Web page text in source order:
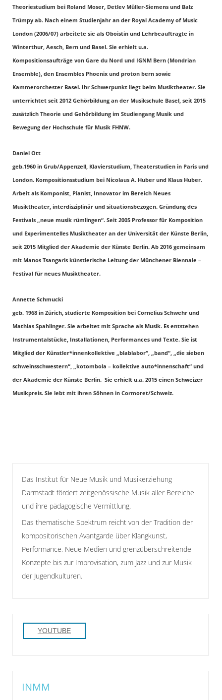
Theoriestudium bei Roland Moser, Detlev Müller-Siemens und Balz
Trümpy ab. Nach einem Studienjahr an der Royal Academy of Music
London (2006/07) arbeitete sie als Oboistin und Lehrbeauftragte in
Winterthur, Aesch, Bern und Basel. Sie erhielt u.a.
Kompositionsaufträge von Gare du Nord und IGNM Bern (Mondrian
Ensemble), den Ensembles Phoenix und proton bern sowie
Kammerorchester Basel. Ihr Schwerpunkt liegt beim Musiktheater. Sie
unterrichtet seit 2012 Gehörbildung an der Musikschule Basel, seit 2015
zusätzlich Theorie und Gehörbildung im Studiengang Musik und
Bewegung der Hochschule für Musik FHNW.
Daniel Ott
geb.1960 in Grub/Appenzell, Klavierstudium, Theaterstudien in Paris und
London. Kompositionsstudium bei Nicolaus A. Huber und Klaus Huber.
Arbeit als Komponist, Pianist, Innovator im Bereich Neues
Musiktheater, interdisziplinär und situationsbezogen. Gründung des
Festivals „neue musik rümlingen“. Seit 2005 Professor für Komposition
und Experimentelles Musiktheater an der Universität der Künste Berlin,
seit 2015 Mitglied der Akademie der Künste Berlin. Ab 2016 gemeinsam
mit Manos Tsangaris künstlerische Leitung der Münchener Biennale –
Festival für neues Musiktheater.
Annette Schmucki
geb. 1968 in Zürich, studierte Komposition bei Cornelius Schwehr und
Mathias Spahlinger. Sie arbeitet mit Sprache als Musik. Es entstehen
Instrumentalstücke, Installationen, Performances und Texte. Sie ist
Mitglied der Künstler*innenkollektive „blablabor“, „band“, „die sieben
schweinsschwestern“, „kotombola – kollektive auto*innenschaft“ und
der Akademie der Künste Berlin. Sie erhielt u.a. 2015 einen Schweizer
Musikpreis. Sie lebt mit ihren Söhnen in Cormoret/Schweiz.
Das Institut für Neue Musik und Musikerziehung
Darmstadt fördert zeitgenössische Musik aller Bereiche
und ihre pädagogische Vermittlung.
Das thematische Spektrum reicht von der Tradition der
kompositorischen Avantgarde über Klangkunst,
Performance, Neue Medien und grenzüberschreitende
Konzepte bis zur Improvisation, zum Jazz und zur Musik
der Jugendkulturen.
YOUTUBE
INMM